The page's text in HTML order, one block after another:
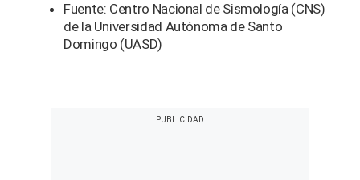
Fuente: Centro Nacional de Sismología (CNS)
de la Universidad Autónoma de Santo
Domingo (UASD)